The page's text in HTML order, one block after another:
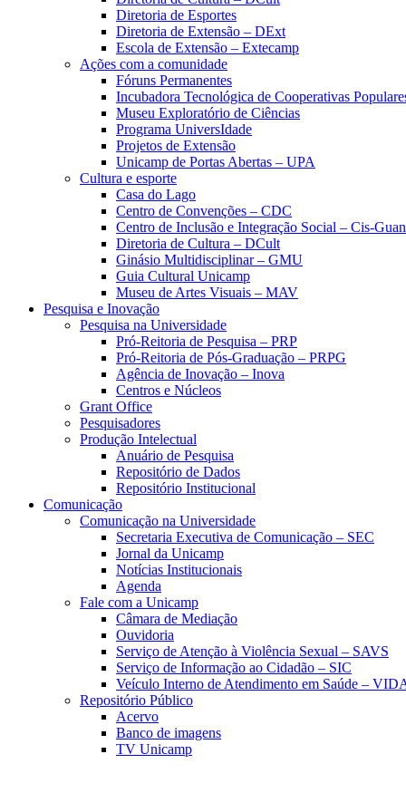
Diretoria de Esportes
Diretoria de Extensão – DExt
Escola de Extensão – Extecamp
Ações com a comunidade
Fóruns Permanentes
Incubadora Tecnológica de Cooperativas
Museu Exploratório de Ciências
Programa UniversIdade
Projetos de Extensão
Unicamp de Portas Abertas – UPA
Cultura e esporte
Casa do Lago
Centro de Convenções – CDC
Centro de Inclusão e Integração Social – Cis-
Diretoria de Cultura – DCult
Ginásio Multidisciplinar – GMU
Guia Cultural Unicamp
Museu de Artes Visuais – MAV
Pesquisa e Inovação
Pesquisa na Universidade
Pró-Reitoria de Pesquisa – PRP
Pró-Reitoria de Pós-Graduação – PRPG
Agência de Inovação – Inova
Centros e Núcleos
Grant Office
Pesquisadores
Produção Intelectual
Anuário de Pesquisa
Repositório de Dados
Repositório Institucional
Comunicação
Comunicação na Universidade
Secretaria Executiva de Comunicação – SEC
Jornal da Unicamp
Notícias Institucionais
Agenda
Fale com a Unicamp
Câmara de Mediação
Ouvidoria
Serviço de Atenção à Violência Sexual – SAVS
Serviço de Informação ao Cidadão – SIC
Veículo Interno de Atendimento em Saúde –
Repositório Público
Acervo
Banco de imagens
TV Unicamp